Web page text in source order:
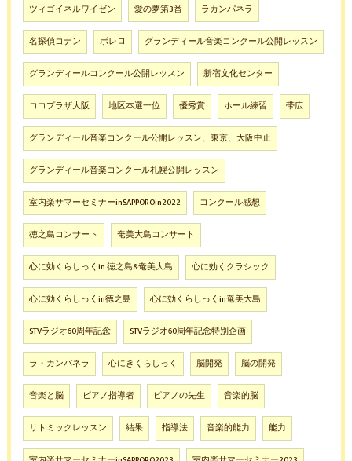
ツィゴイネルワイゼン 愛の夢第3番 ラカンパネラ
名探偵コナン ボレロ グランディール音楽コンクール公開レッスン
グランディールコンクール公開レッスン 新宿文化センター
ココプラザ大阪 地区本選一位 優秀賞 ホール練習 帯広
グランディール音楽コンクール公開レッスン、東京、大阪中止
グランディール音楽コンクール札幌公開レッスン
室内楽サマーセミナーinSAPPOROin2022 コンクール感想
徳之島コンサート 奄美大島コンサート
心に効くらしっくin 徳之島&奄美大島 心に効くクラシック
心に効くらしっくin徳之島 心に効くらしっくin奄美大島
STVラジオ60周年記念 STVラジオ60周年記念特別企画
ラ・カンパネラ 心にきくらしっく 脳開発 脳の開発
音楽と脳 ピアノ指導者 ピアノの先生 音楽的脳
リトミックレッスン 結果 指導法 音楽的能力 能力